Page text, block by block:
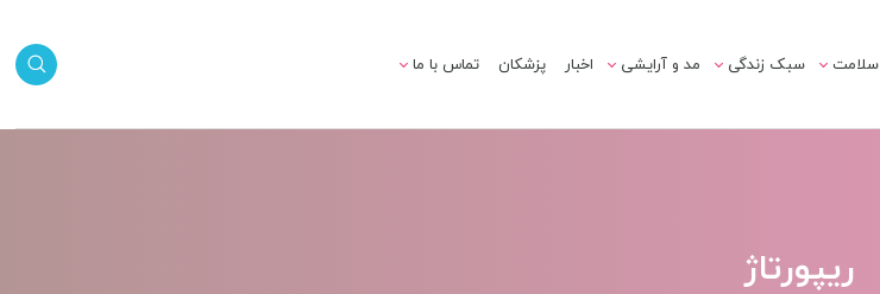
سلامت سبک زندگی مد و آرایشی اخبار پزشکان تماس با ما
ریپورتاژ